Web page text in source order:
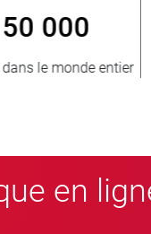
clients/an
en